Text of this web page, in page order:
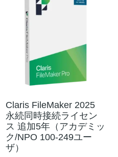
Claris FileMaker 2025
永続同時接続ライセン
ス 追加5年（アカデミッ
ク/NPO 100-249ユー
ザ）